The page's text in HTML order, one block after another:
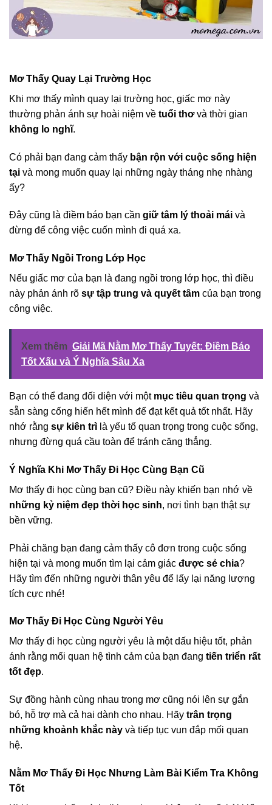
Mơ Thấy Quay Lại Trường Học
Khi mơ thấy mình quay lại trường học, giấc mơ này
thường phản ánh sự hoài niệm về tuổi thơvà thời gian
không lo nghĩ.
Có phải bạn đang cảm thấy bận rộn với cuộc sống hiện
tại và mong muốn quay lại những ngày tháng nhẹ nhàng
ấy?
Đây cũng là điềm báo bạn cần giữ tâm lý thoải mái và
đừng để công việc cuốn mình đi quá xa.
Mơ Thấy Ngồi Trong Lớp Học
Nếu giấc mơ của bạn là đang ngồi trong lớp học, thì điều
này phản ánh rõ sự tập trung và quyết tâm của bạn trong
công việc.
Xem thêm Giải Mã Nằm Mơ Thấy Tuyết: Điềm Báo
Tốt Xấu và Ý Nghĩa Sâu Xa
Bạn có thể đang đối diện với một mục tiêu quan trọng và
sẵn sàng cống hiến hết mình để đạt kết quả tốt nhất. Hãy
nhớ rằng sự kiên trì là yếu tố quan trọng trong cuộc sống,
nhưng đừng quá cầu toàn để tránh căng thẳng.
Ý Nghĩa Khi Mơ Thấy Đi Học Cùng Bạn Cũ
Mơ thấy đi học cùng bạn cũ? Điều này khiến bạn nhớ về
những kỷ niệm đẹp thời học sinh, nơi tình bạn thật sự
bền vững.
Phải chăng bạn đang cảm thấy cô đơn trong cuộc sống
hiện tại và mong muốn tìm lại cảm giác được sẻ chia?
Hãy tìm đến những người thân yêu để lấy lại năng lượng
tích cực nhé!
Mơ Thấy Đi Học Cùng Người Yêu
Mơ thấy đi học cùng người yêu là một dấu hiệu tốt, phản
ánh rằng mối quan hệ tình cảm của bạn đang tiến triển rất
tốt đẹp.
Sự đồng hành cùng nhau trong mơ cũng nói lên sự gắn
bó, hỗ trợ mà cả hai dành cho nhau. Hãy trân trọng
những khoảnh khắc này và tiếp tục vun đắp mối quan
hệ.
Nằm Mơ Thấy Đi Học Nhưng Làm Bài Kiểm Tra Không
Tốt